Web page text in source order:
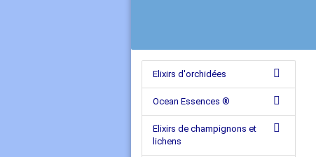
Elixirs d'orchidées
Ocean Essences ®
Elixirs de champignons et
lichens